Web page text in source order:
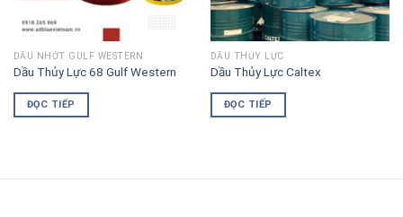
DẦU NHỚT GULF WESTERN
Dầu Thủy Lực 68 Gulf Western
ĐỌC TIẾP
DẦU THỦY LỰC
Dầu Thủy Lực Caltex
ĐỌC TIẾP